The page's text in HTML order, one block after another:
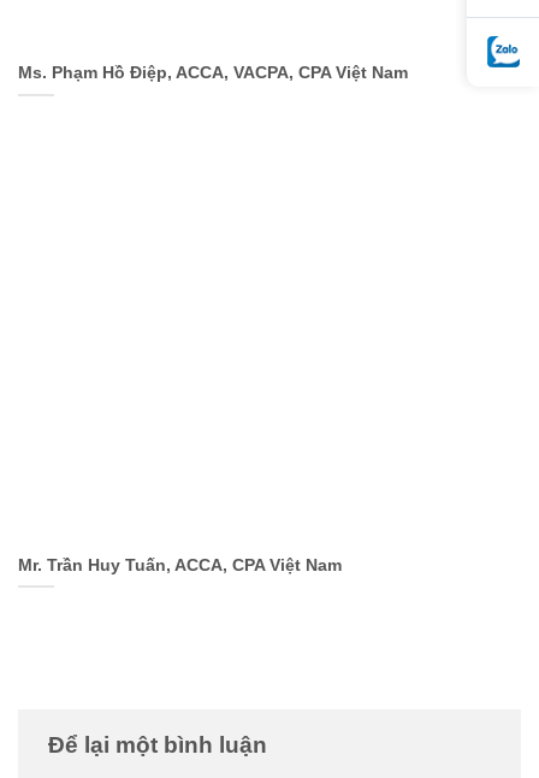
Ms. Phạm Hồ Điệp, ACCA, VACPA, CPA Việt Nam
Mr. Trần Huy Tuấn, ACCA, CPA Việt Nam
Để lại một bình luận